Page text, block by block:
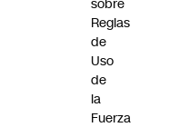
sobre
Reglas
de
Uso
de
la
Fuerza